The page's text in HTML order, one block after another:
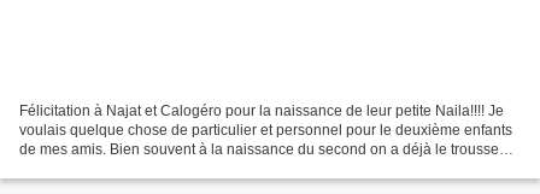
Félicitation à Najat et Calogéro pour la naissance de leur petite Naila!!!! Je
voulais quelque chose de particulier et personnel pour le deuxième enfants
de mes amis. Bien souvent à la naissance du second on a déjà le trousseau